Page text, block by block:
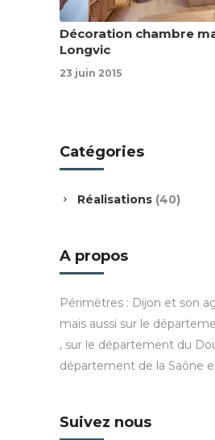
Décoration chambre
Longvic
23 juin 2015
Catégories
Réalisations (40)
A propos
Périmètres : Dijon et son
mais aussi sur le
, sur le département du
département de la Saône
Suivez nous